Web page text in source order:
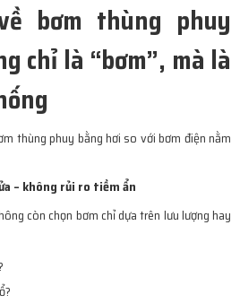
bơm thùng phuy
chỉ là “bơm”, mà là
thùng phuy bằng hơi so với bơm điện nằm
– không rủi ro tiềm ẩn
còn chọn bơm chỉ dựa trên lưu lượng hay